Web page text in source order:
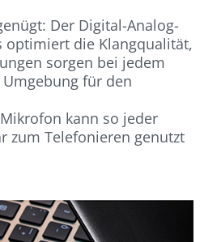
Der Digital-Analog-
optimiert die Klangqualität,
sorgen bei jedem
für den
kann so jeder
zum Telefonieren genutzt